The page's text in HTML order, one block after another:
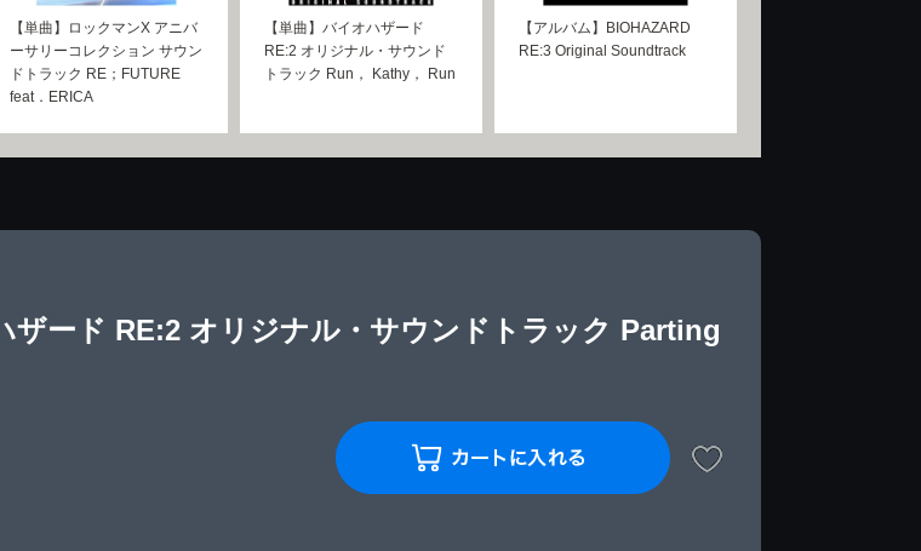
【単曲】ロックマンX アニバ
ーサリーコレクション サウン
ドトラック RE；FUTURE
feat．ERICA
【単曲】バイオハザード
RE:2 オリジナル・サウンド
トラック Run， Kathy， Run
【アルバム】BIOHAZARD
RE:3 Original Soundtrack
ザード RE:2 オリジナル・サウンドトラック Parting